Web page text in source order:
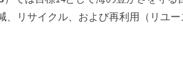
、リサイクル、および再利用（リユ